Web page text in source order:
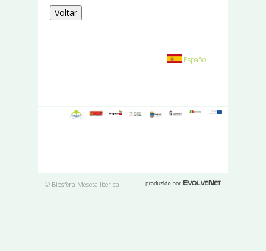
Voltar
Español
© Biosfera Meseta Ibérica